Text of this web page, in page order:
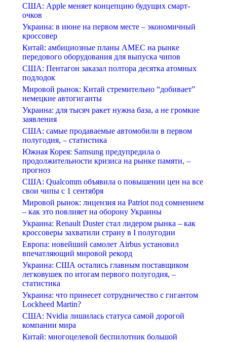
США: Apple меняет концепцию будущих смарт-
очков
Украина: в июне на первом месте – экономичный
кроссовер
Китай: амбициозные планы AMEC на рынке
передового оборудования для выпуска чипов
США: Пентагон заказал полтора десятка атомных
подлодок
Мировой рынок: Китай стремительно “добивает”
немецкие автогиганты
Украина: для тысяч ракет нужна база, а не громкие
заявления
США: самые продаваемые автомобили в первом
полугодия, – статистика
Южная Корея: Samsung предупредила о
продолжительности кризиса на рынке памяти, –
прогноз
США: Qualcomm объявила о повышении цен на все
свои чипы с 1 сентября
Мировой рынок: лицензия на Patriot под сомнением
– как это повлияет на оборону Украины
Украина: Renault Duster стал лидером рынка – как
кроссоверы захватили страну в I полугодии
Европа: новейший самолет Airbus установил
впечатляющий мировой рекорд
Украина: США остались главным поставщиком
легковушек по итогам первого полугодия, –
статистика
Украина: что принесет сотрудничество с гигантом
Lockheed Martin?
США: Nvidia лишилась статуса самой дорогой
компании мира
Китай: многоцелевой беспилотник большой